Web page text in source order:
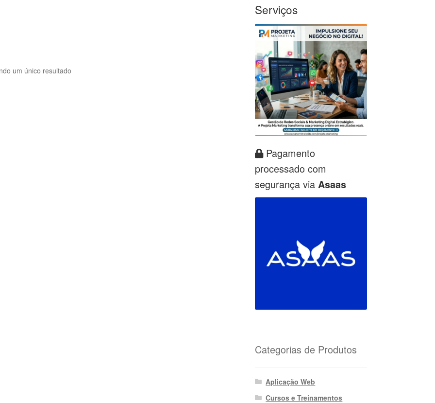
um único resultado
Serviços
Pagamento
processado com
segurança via Asaas
Categorias de Produtos
Aplicação Web
Cursos e Treinamentos